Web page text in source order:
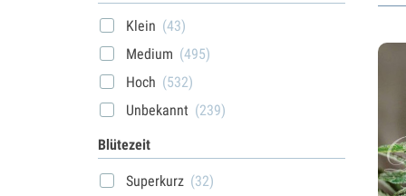
Klein (43)
Medium (495)
Hoch (532)
Unbekannt (239)
Blütezeit
Superkurz (32)